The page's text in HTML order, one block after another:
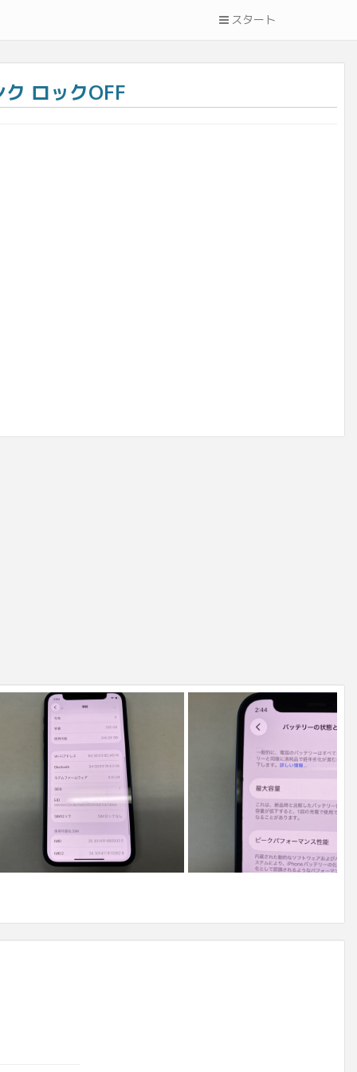
スタート
ロックOFF